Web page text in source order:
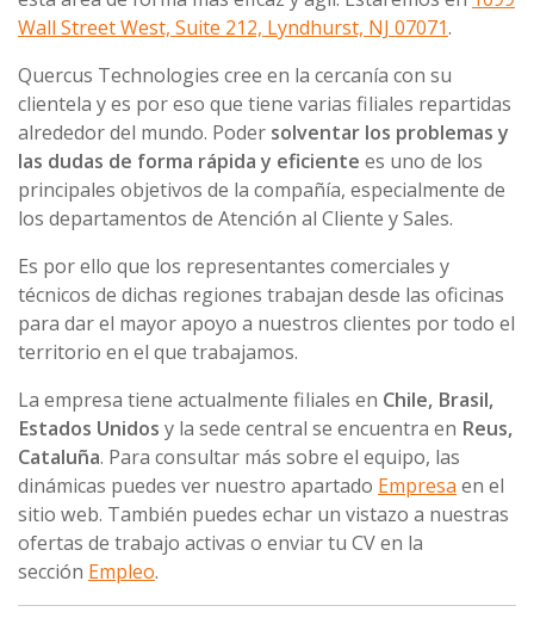
Wall Street West, Suite 212, Lyndhurst, NJ 07071.
Quercus Technologies cree en la cercanía con su
clientela y es por eso que tiene varias filiales repartidas
alrededor del mundo. Poder solventar los problemas y
las dudas de forma rápida y eficiente es uno de los
principales objetivos de la compañía, especialmente de
los departamentos de Atención al Cliente y Sales.
Es por ello que los representantes comerciales y
técnicos de dichas regiones trabajan desde las oficinas
para dar el mayor apoyo a nuestros clientes por todo el
territorio en el que trabajamos.
La empresa tiene actualmente filiales en Chile, Brasil,
Estados Unidos y la sede central se encuentra en Reus,
Cataluña. Para consultar más sobre el equipo, las
dinámicas puedes ver nuestro apartado Empresa en el
sitio web. También puedes echar un vistazo a nuestras
ofertas de trabajo activas o enviar tu CV en la
sección Empleo.